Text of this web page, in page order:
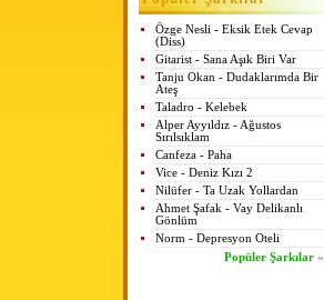
Özge Nesli - Eksik Etek Cevap
(Diss)
Gitarist - Sana Aşık Biri Var
Tanju Okan - Dudaklarımda Bir
Ateş
Taladro - Kelebek
Alper Ayyıldız - Ağustos
Sırılsıklam
Canfeza - Paha
Vice - Deniz Kızı 2
Nilüfer - Ta Uzak Yollardan
Ahmet Şafak - Vay Delikanlı
Gönlüm
Norm - Depresyon Oteli
Popüler Şarkılar »